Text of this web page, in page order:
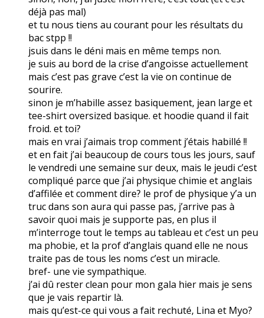
déjà pas mal)
et tu nous tiens au courant pour les résultats du
bac stpp !!
jsuis dans le déni mais en même temps non.
je suis au bord de la crise d’angoisse actuellement
mais c’est pas grave c’est la vie on continue de
sourire.
sinon je m’habille assez basiquement, jean large et
tee-shirt oversized basique. et hoodie quand il fait
froid. et toi?
mais en vrai j’aimais trop comment j’étais habillé !!
et en fait j’ai beaucoup de cours tous les jours, sauf
le vendredi une semaine sur deux, mais le jeudi c’est
compliqué parce que j’ai physique chimie et anglais
d’affilée et comment dire? le prof de physique y’a un
truc dans son aura qui passe pas, j’arrive pas à
savoir quoi mais je supporte pas, en plus il
m’interroge tout le temps au tableau et c’est un peu
ma phobie, et la prof d’anglais quand elle ne nous
traite pas de tous les noms c’est un miracle.
bref- une vie sympathique.
j’ai dû rester clean pour mon gala hier mais je sens
que je vais repartir là.
mais qu’est-ce qui vous a fait rechuté, Lina et Myo?